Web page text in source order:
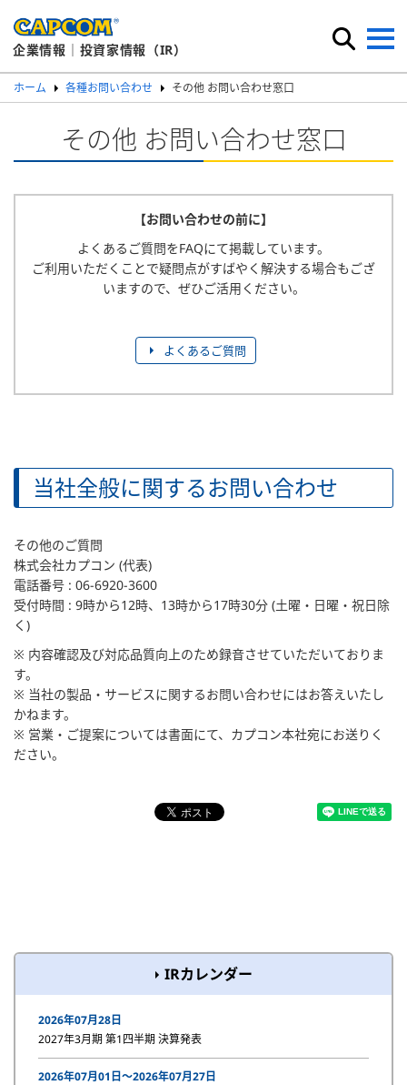
企業情報｜投資家情報（IR）
ホーム 各種お問い合わせ その他 お問い合わせ窓口
その他 お問い合わせ窓口
【お問い合わせの前に】
よくあるご質問をFAQにて掲載しています。
ご利用いただくことで疑問点がすばやく解決する場合もござ
いますので、 ぜひご活用ください。
よくあるご質問
当社全般に関するお問い合わせ
その他のご質問
株式会社カプコン (代表)
電話番号 : 06-6920-3600
受付時間 : 9時から12時、13時から17時30分 (土曜・日曜・祝日除
く)
※ 内容確認及び対応品質向上のため録音させていただいておりま
す。
※ 当社の製品・サービスに関するお問い合わせにはお答えいたし
かねます。
※ 営業・ご提案については書面にて、カプコン本社宛にお送りく
ださい。
IRカレンダー
2026年07月28日
2027年3月期 第1四半期 決算発表
2026年07月01日〜2026年07月27日